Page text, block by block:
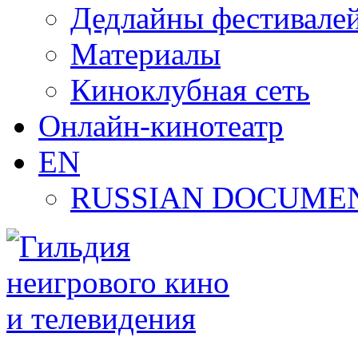
Дедлайны
Материалы
Киноклубная сеть
Онлайн-кинотеатр
EN
RUSSIAN